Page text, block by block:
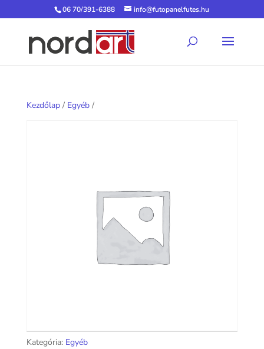
06 70/391-6388 info@futopanelfutes.hu
Kezdőlap/ Egyéb/
Kategória: Egyéb